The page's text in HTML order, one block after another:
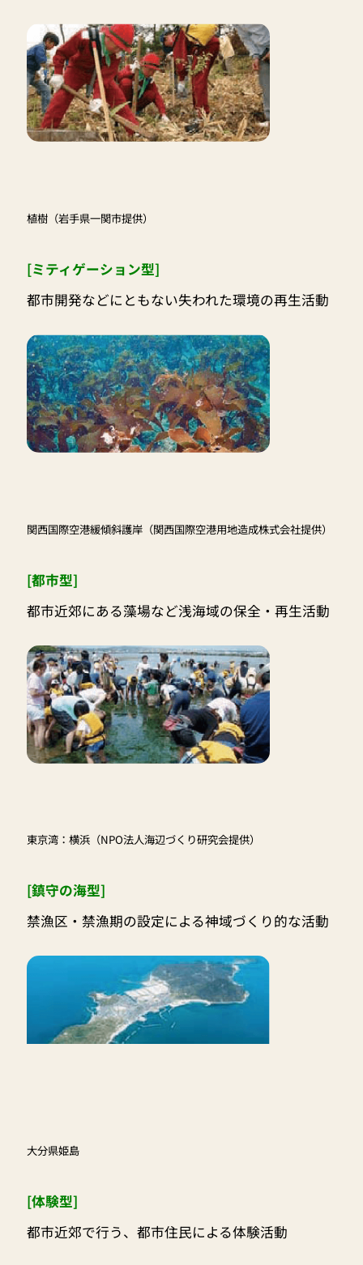
植樹（岩手県一関市提供）
[ミティゲーション型]
都市開発などにともない失われた環境の再生活動
関西国際空港緩傾斜護岸（関西国際空港用地造成株式会社提供）
[都市型]
都市近郊にある藻場など浅海域の保全・再生活動
東京湾：横浜（NPO法人海辺づくり研究会提供）
[鎮守の海型]
禁漁区・禁漁期の設定による神域づくり的な活動
大分県姫島
[体験型]
都市近郊で行う、都市住民による体験活動